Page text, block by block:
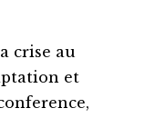
crise au
et